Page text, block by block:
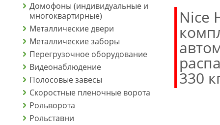
Домофоны (индивидуальные и
многоквартирные)
Металлические двери
Металлические заборы
Перегрузочное оборудование
Видеонаблюдение
Полосовые завесы
Скоростные пленочные ворота
Рольворота
Рольставни
Nice
330